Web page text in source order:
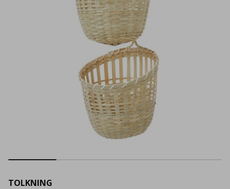
TOLKNING